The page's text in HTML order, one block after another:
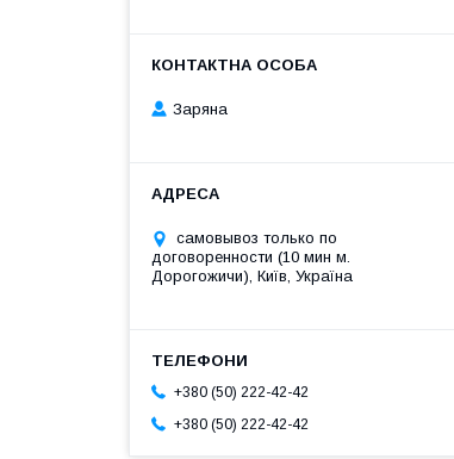
Заряна
самовывоз только по
договоренности (10 мин м.
Дорогожичи), Київ, Україна
+380 (50) 222-42-42
+380 (50) 222-42-42